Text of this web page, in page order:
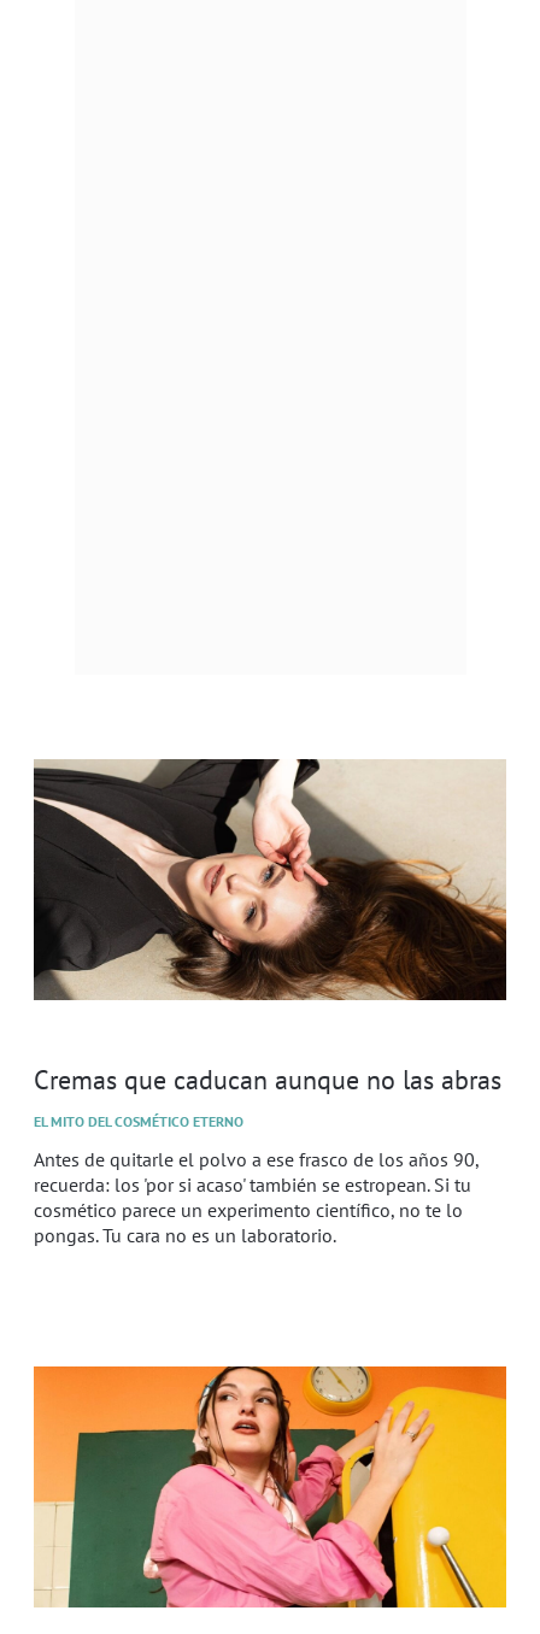
Cremas que caducan aunque no las abras
EL MITO DEL COSMÉTICO ETERNO
Antes de quitarle el polvo a ese frasco de los años 90,
recuerda: los 'por si acaso' también se estropean. Si tu
cosmético parece un experimento científico, no te lo
pongas. Tu cara no es un laboratorio.